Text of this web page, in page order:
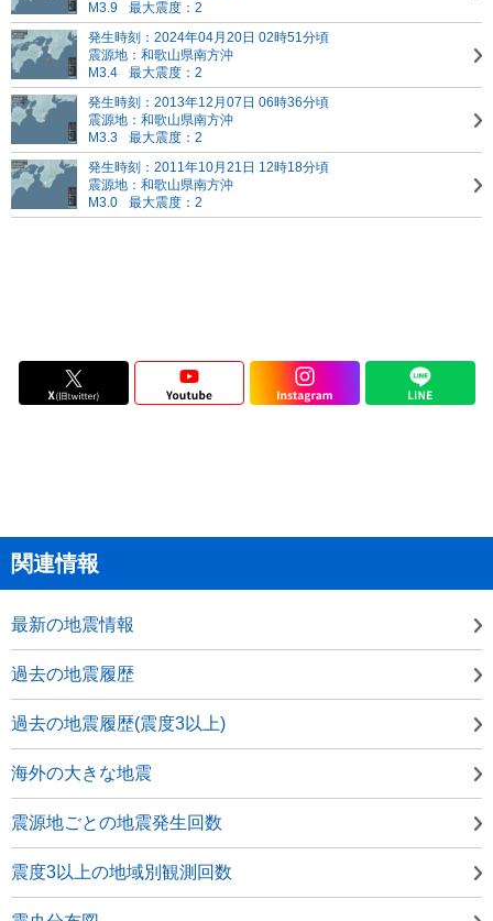
M3.9
最大震度：2
発生時刻：2024年04月20日 02時51分頃
震源地：和歌山県南方沖
M3.4
最大震度：2
発生時刻：2013年12月07日 06時36分頃
震源地：和歌山県南方沖
M3.3
最大震度：2
発生時刻：2011年10月21日 12時18分頃
震源地：和歌山県南方沖
M3.0
最大震度：2
関連情報
最新の地震情報
過去の地震履歴
過去の地震履歴(震度3以上)
海外の大きな地震
震源地ごとの地震発生回数
震度3以上の地域別観測回数